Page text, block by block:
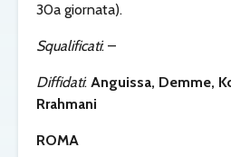
30a giornata).
Squalificati: –
Diffidati: Anguissa, Demme,
Rrahmani
ROMA